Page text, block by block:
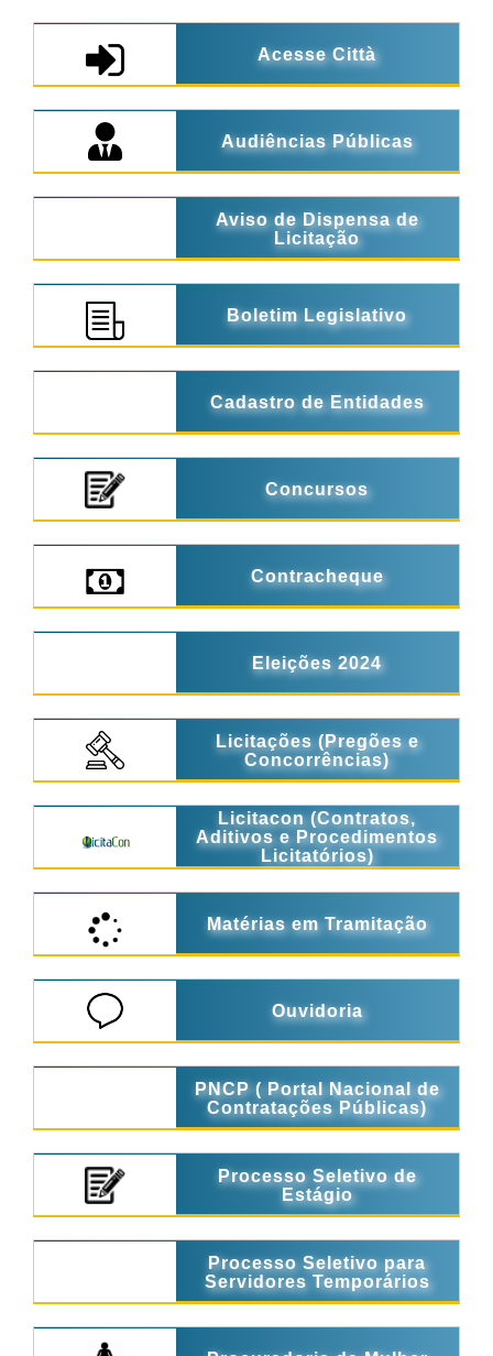
Acesse Città
Audiências Públicas
Aviso de Dispensa de
Licitação
Boletim Legislativo
Cadastro de Entidades
Concursos
Contracheque
Eleições 2024
Licitações (Pregões e
Concorrências)
Licitacon (Contratos,
Aditivos e Procedimentos
Licitatórios)
Matérias em Tramitação
Ouvidoria
PNCP ( Portal Nacional de
Contratações Públicas)
Processo Seletivo de
Estágio
Processo Seletivo para
Servidores Temporários